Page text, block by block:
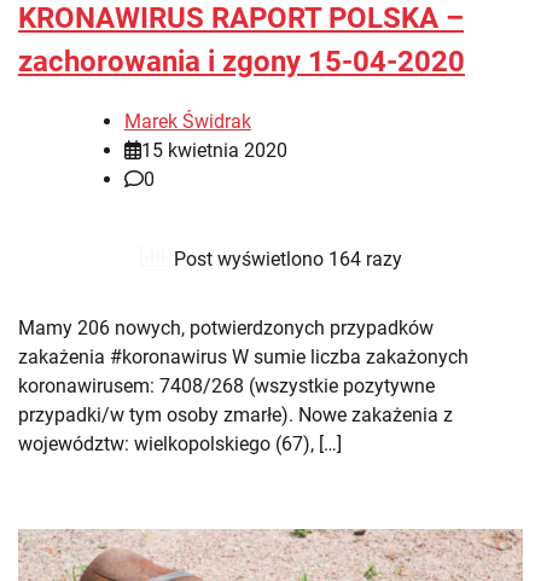
KRONAWIRUS RAPORT POLSKA –
zachorowania i zgony 15-04-2020
Marek Świdrak
15 kwietnia 2020
0
Post wyświetlono 164 razy
Mamy 206 nowych, potwierdzonych przypadków
zakażenia #koronawirus W sumie liczba zakażonych
koronawirusem: 7408/268 (wszystkie pozytywne
przypadki/w tym osoby zmarłe). Nowe zakażenia z
województw: wielkopolskiego (67), […]